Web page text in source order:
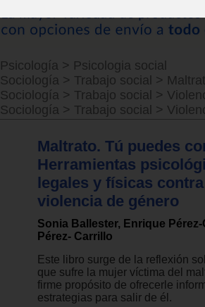
Psicología > Psicologia social
Sociología > Trabajo social >
Sociología > Trabajo social >
Sociología > Trabajo social >
Maltrato. Tú puedes
Herramientas
legales y físicas
violencia de género
Sonia Ballester, Enrique
Pérez- Carrillo
Este libro surge de la reflexión
que sufre la mujer víctima del
firme propósito de ofrecerle
estrategias para salir de él.